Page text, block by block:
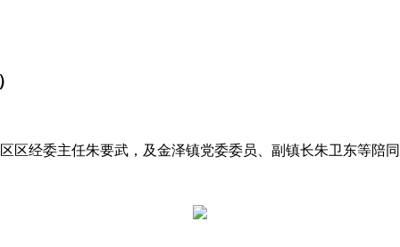
区经委主任朱要武，及金泽镇党委委员、副镇长朱卫东等陪同